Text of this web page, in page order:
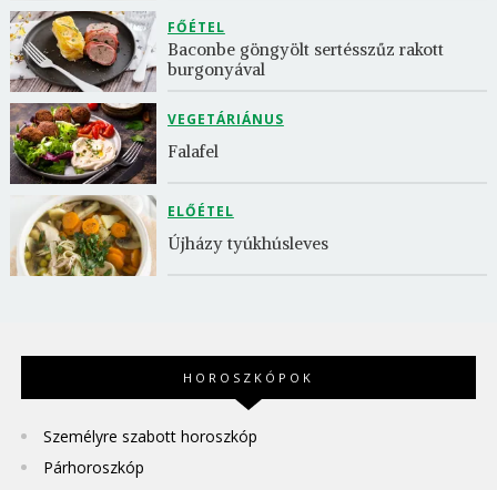
FŐÉTEL
Baconbe göngyölt sertésszűz rakott
burgonyával
VEGETÁRIÁNUS
Falafel
ELŐÉTEL
Újházy tyúkhúsleves
HOROSZKÓPOK
Személyre szabott horoszkóp
Párhoroszkóp